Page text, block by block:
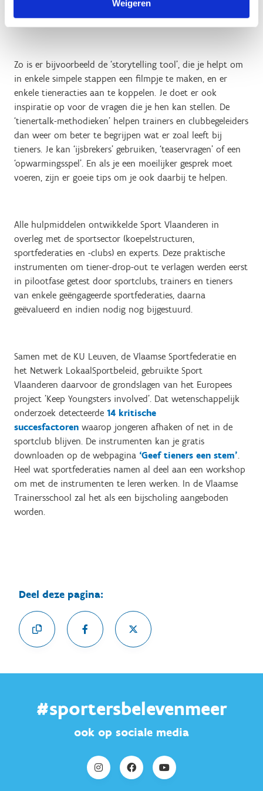
Weigeren
. Daar kan je alle instrumenten gratis
downloaden.
Zo is er bijvoorbeeld de ‘storytelling tool’, die je helpt om
in enkele simpele stappen een filmpje te maken, en er
enkele tieneracties aan te koppelen. Je doet er ook
inspiratie op voor de vragen die je hen kan stellen. De
‘tienertalk-methodieken’ helpen trainers en clubbegeleiders
dan weer om beter te begrijpen wat er zoal leeft bij
tieners. Je kan ‘ijsbrekers’ gebruiken, ‘teaservragen’ of een
‘opwarmingsspel’. En als je een moeilijker gesprek moet
voeren, zijn er goeie tips om je ook daarbij te helpen.
Alle hulpmiddelen ontwikkelde Sport Vlaanderen in
overleg met de sportsector (koepelstructuren,
sportfederaties en -clubs) en experts. Deze praktische
instrumenten om tiener-drop-out te verlagen werden eerst
in pilootfase getest door sportclubs, trainers en tieners
van enkele geëngageerde sportfederaties, daarna
geëvalueerd en indien nodig nog bijgestuurd.
Samen met de KU Leuven, de Vlaamse Sportfederatie en
het Netwerk LokaalSportbeleid, gebruikte Sport
Vlaanderen daarvoor de grondslagen van het Europees
project 'Keep Youngsters involved'. Dat wetenschappelijk
onderzoek detecteerde 14 kritische
succesfactoren waarop jongeren afhaken of net in de
sportclub blijven. De instrumenten kan je gratis
downloaden op de webpagina ‘Geef tieners een stem’.
Heel wat sportfederaties namen al deel aan een workshop
om met de instrumenten te leren werken. In de Vlaamse
Trainersschool zal het als een bijscholing aangeboden
worden.
Deel deze pagina:
#sportersbelevenmeer
ook op sociale media